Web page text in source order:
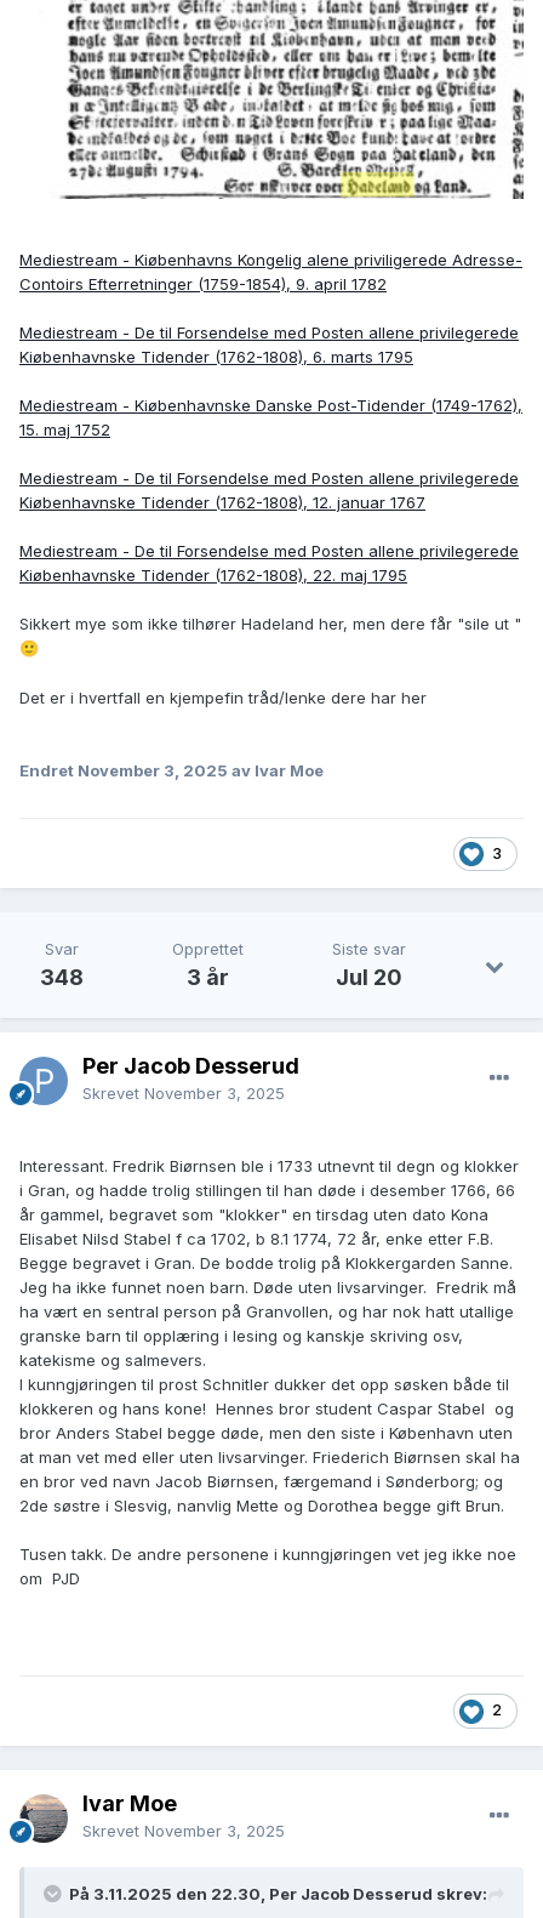
Mediestream - Kiøbenhavns Kongelig alene priviligerede Adresse-
Contoirs Efterretninger (1759-1854), 9. april 1782
Mediestream - De til Forsendelse med Posten allene privilegerede
Kiøbenhavnske Tidender (1762-1808), 6. marts 1795
Mediestream - Kiøbenhavnske Danske Post-Tidender (1749-1762),
15. maj 1752
Mediestream - De til Forsendelse med Posten allene privilegerede
Kiøbenhavnske Tidender (1762-1808), 12. januar 1767
Mediestream - De til Forsendelse med Posten allene privilegerede
Kiøbenhavnske Tidender (1762-1808), 22. maj 1795
Sikkert mye som ikke tilhører Hadeland her, men dere får "sile ut "
🙂
Det er i hvertfall en kjempefin tråd/lenke dere har her
Endret November 3, 2025 av Ivar Moe
3
Svar
348
Opprettet
3 år
Siste svar
Jul 20
Per Jacob Desserud
Skrevet November 3, 2025
Interessant. Fredrik Biørnsen ble i 1733 utnevnt til degn og klokker
i Gran, og hadde trolig stillingen til han døde i desember 1766, 66
år gammel, begravet som "klokker" en tirsdag uten dato Kona
Elisabet Nilsd Stabel f ca 1702, b 8.1 1774, 72 år, enke etter F.B.
Begge begravet i Gran. De bodde trolig på Klokkergarden Sanne.
Jeg ha ikke funnet noen barn. Døde uten livsarvinger. Fredrik må
ha vært en sentral person på Granvollen, og har nok hatt utallige
granske barn til opplæring i lesing og kanskje skriving osv,
katekisme og salmevers.
I kunngjøringen til prost Schnitler dukker det opp søsken både til
klokkeren og hans kone! Hennes bror student Caspar Stabel og
bror Anders Stabel begge døde, men den siste i København uten
at man vet med eller uten livsarvinger. Friederich Biørnsen skal ha
en bror ved navn Jacob Biørnsen, færgemand i Sønderborg; og
2de søstre i Slesvig, nanvlig Mette og Dorothea begge gift Brun.
Tusen takk. De andre personene i kunngjøringen vet jeg ikke noe
om PJD
2
Ivar Moe
Skrevet November 3, 2025
På 3.11.2025 den 22.30, Per Jacob Desserud skrev: